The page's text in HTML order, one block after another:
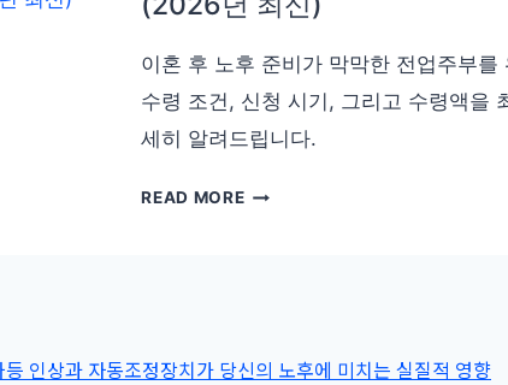
이혼 후 노후 준비가 막막한 전업주부
수령 조건, 신청 시기, 그리고 수령액을
세히 알려드립니다.
READ MORE전
후
인상과 자동조정장치가 당신의 노후에 미치는 실질적 영향